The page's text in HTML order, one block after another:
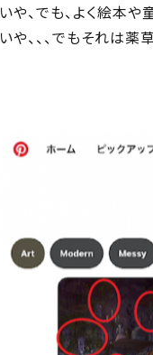
いや、でも、よく絵本
いや、、、でもそれは